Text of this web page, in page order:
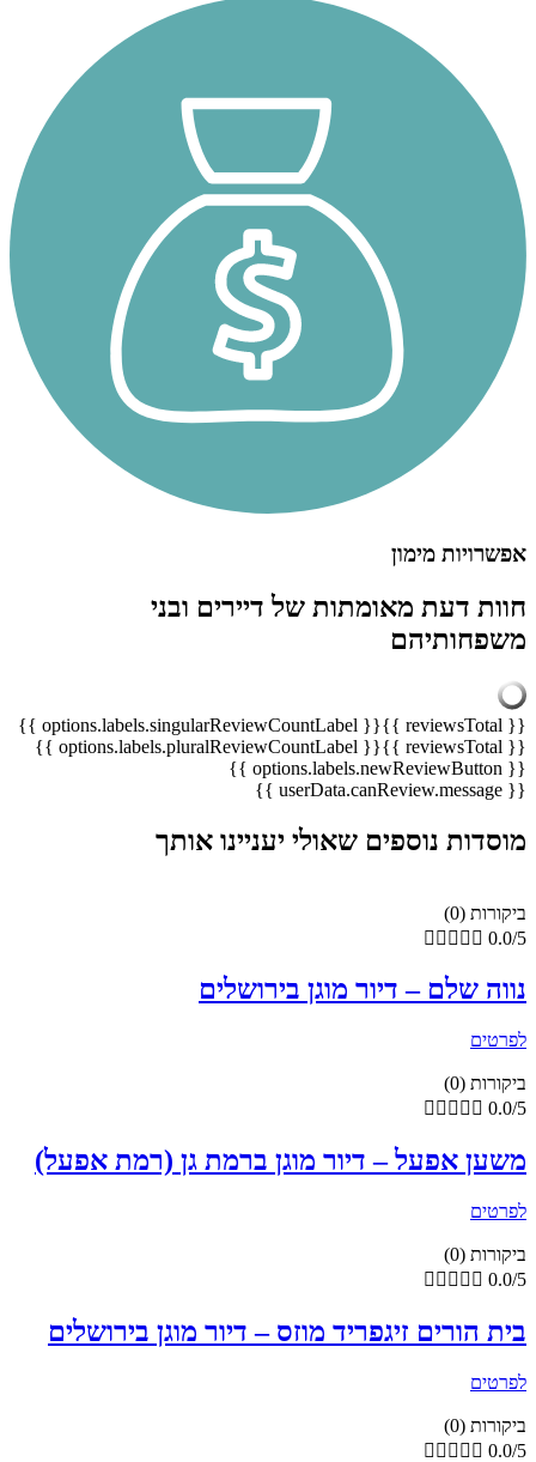
אפשרויות מימון
חוות דעת מאומתות של דיירים ובני
משפחותיהם
{{ reviewsTotal }}
{{ options.labels.singularReviewCountLabel }}
{{ reviewsTotal }}
{{ options.labels.pluralReviewCountLabel }}
{{ options.labels.newReviewButton }}
{{ userData.canReview.message }}
מוסדות נוספים שאולי יעניינו אותך
ביקורות (0)
     0.0/5
נווה שלם – דיור מוגן בירושלים
לפרטים
ביקורות (0)
     0.0/5
משען אפעל – דיור מוגן ברמת גן (רמת אפעל)
לפרטים
ביקורות (0)
     0.0/5
בית הורים זיגפריד מוזס – דיור מוגן בירושלים
לפרטים
ביקורות (0)
     0.0/5